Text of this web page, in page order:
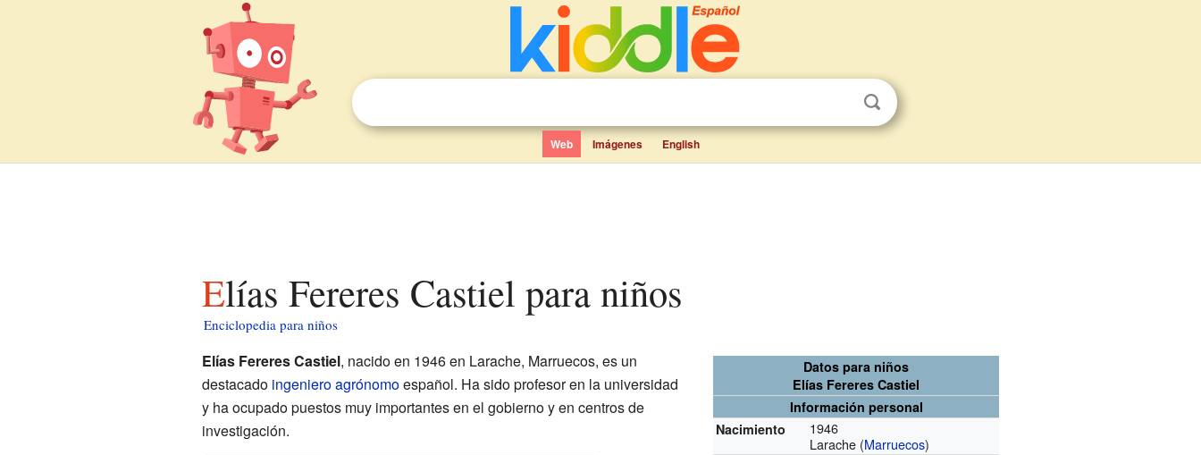
Web Imágenes English
Elías Fereres Castiel para niños
Enciclopedia para niños
Datos para niños
Elías Fereres Castiel
Información personal
Nacimiento
1946
Larache (Marruecos)
Elías Fereres Castiel, nacido en 1946 en Larache, Marruecos, es un
destacado ingeniero agrónomoespañol. Ha sido profesor en la universidad
y ha ocupado puestos muy importantes en el gobierno y en centros de
investigación.